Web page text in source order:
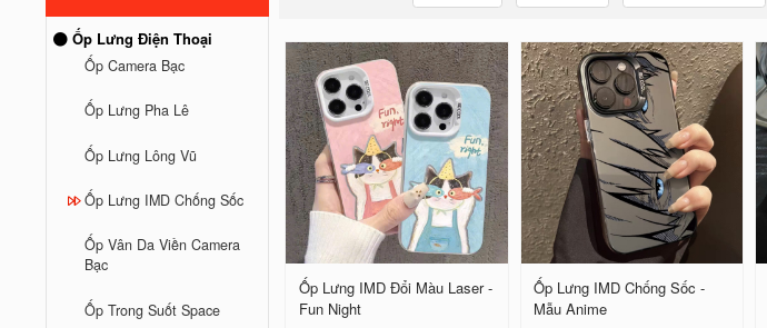
Ốp Lưng Điện Thoại
Ốp Camera Bạc
Ốp Lưng Pha Lê
Ốp Lưng Lông Vũ
Ốp Lưng IMD Chống Sốc
Ốp Vân Da Viền Camera
Bạc
Ốp Trong Suốt Space
Ốp Lưng IMD Đổi Màu Laser -
Fun Night
Ốp Lưng IMD Chống Sốc -
Mẫu Anime